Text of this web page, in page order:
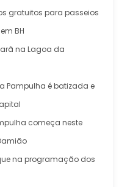
gratuitos para passeios
BH
na Lagoa da
Pampulha é batizada e
começa neste
na programação dos